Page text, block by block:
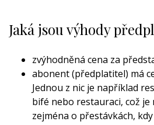
Jaká jsou výhody
zvýhodněná cena za
abonent (předplatitel) má
Jednou z nic je například
bifé nebo restauraci, což
zejména o přestávkách,